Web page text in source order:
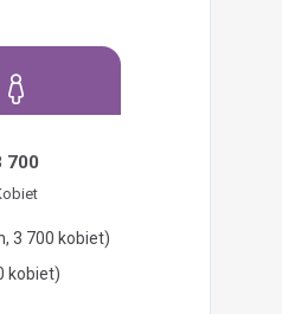
700
3 700 kobiet)
kobiet)